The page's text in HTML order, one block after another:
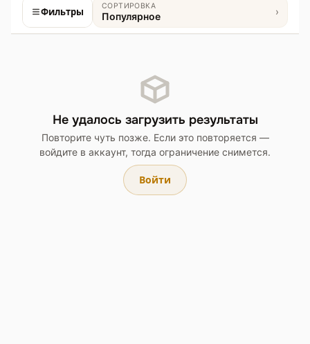
Фильтры СОРТИРОВКА
Популярное ›
Не удалось загрузить результаты
Повторите чуть позже. Если это повторяется —
войдите в аккаунт, тогда ограничение снимется.
Войти